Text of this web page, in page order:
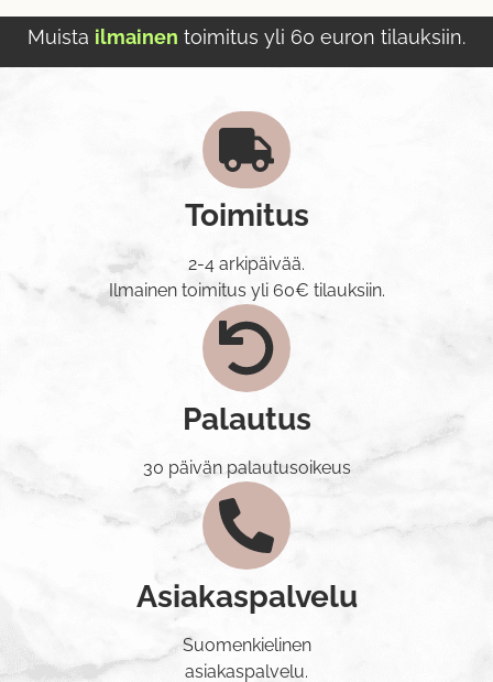
Muista ilmainen toimitus yli 60 euron tilauksiin.
Toimitus
2-4 arkipäivää.
Ilmainen toimitus yli 60€ tilauksiin.
Palautus
30 päivän palautusoikeus
Asiakaspalvelu
Suomenkielinen
asiakaspalvelu.